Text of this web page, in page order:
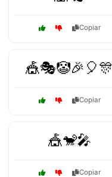
Copiar
🎪🎭🤡🎉🎈🎊
Copiar
🎪🐒🎤
Copiar